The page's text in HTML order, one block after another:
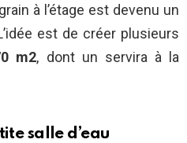
à l’étage est devenu un
est de créer plusieurs
m2, dont un servira à la
salle d’eau